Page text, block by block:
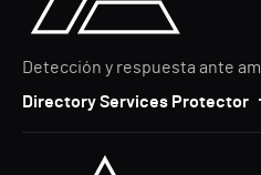
Detección y respuesta ante
Directory Services Protector